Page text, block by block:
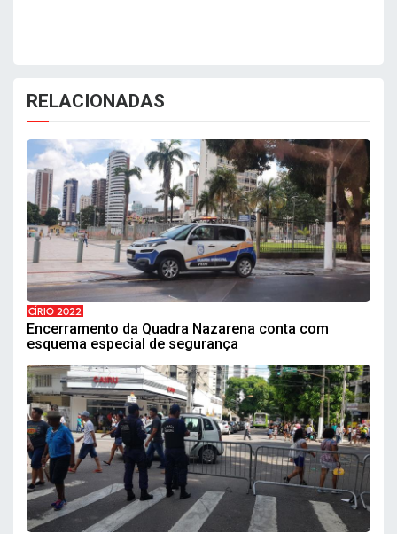
RELACIONADAS
CÍRIO 2022
Encerramento da Quadra Nazarena conta com
esquema especial de segurança